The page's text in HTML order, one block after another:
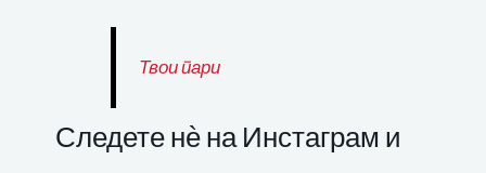
Твои пари
Следете нѐ на Инстаграм и